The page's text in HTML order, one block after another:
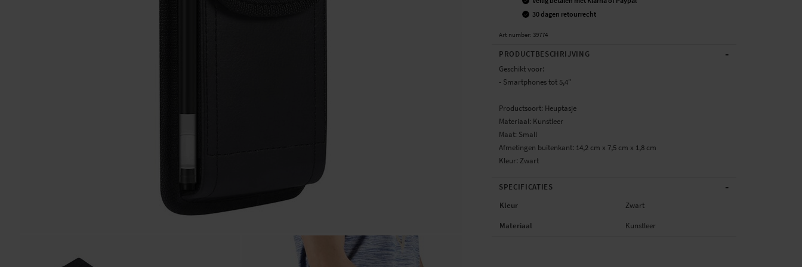
30 dagen retourrecht
Art number: 39774
PRODUCTBESCHRIJVING -
Geschikt voor:
- Smartphones tot 5,4"
Productsoort: Heuptasje
Materiaal: Kunstleer
Maat: Small
Afmetingen buitenkant: 14,2 cm x 7,5 cm x 1,8 cm
Kleur: Zwart
SPECIFICATIES -
Kleur
Zwart
Materiaal
Kunstleer